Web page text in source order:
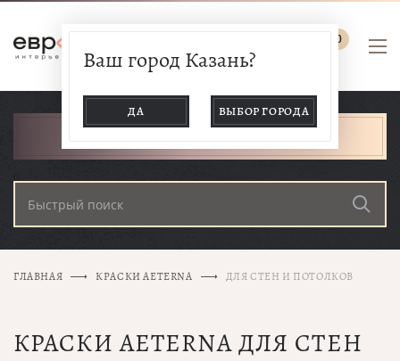
0
Ваш город Казань?
ДА ВЫБОР ГОРОДА
ГЛАВНАЯ КРАСКИ AETERNA ДЛЯ СТЕН И ПОТОЛКОВ
КРАСКИ AETERNA ДЛЯ СТЕН